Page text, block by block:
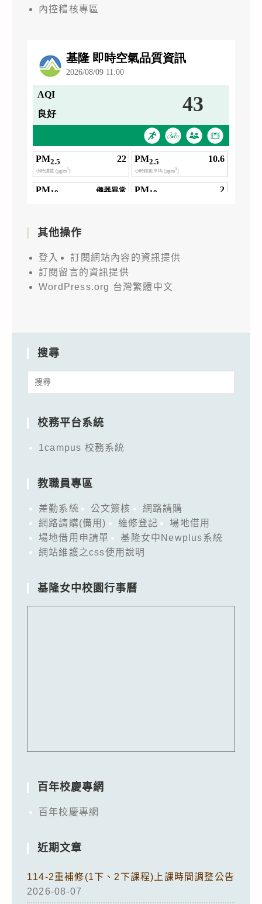
內控稽核專區
其他操作
登入
訂閱網站內容的資訊提供
訂閱留言的資訊提供
WordPress.org 台灣繁體中文
搜尋
Search
校務平台系統
1campus 校務系統
教職員專區
差勤系統 公文簽核
網路請購
網路請購(備用)
維修登記
場地借用
場地借用申請單
基隆女中Newplus系統
網站維護之css使用說明
基隆女中校園行事曆
百年校慶專網
百年校慶專網
近期文章
114-2重補修(1下、2下課程)上課時間調整公告
2026-08-07